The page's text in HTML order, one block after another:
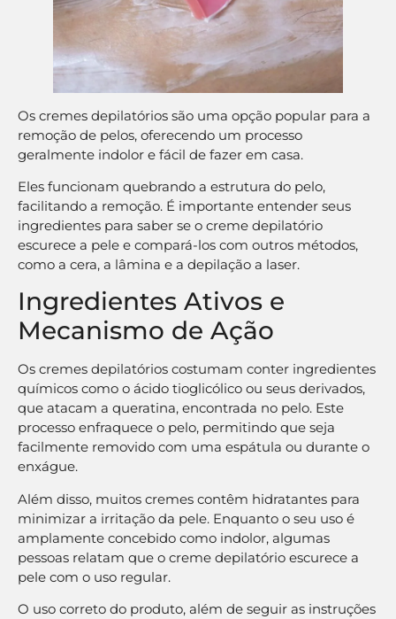
Os cremes depilatórios são uma opção popular para a
remoção de pelos, oferecendo um processo
geralmente indolor e fácil de fazer em casa.
Eles funcionam quebrando a estrutura do pelo,
facilitando a remoção. É importante entender seus
ingredientes para saber se o creme depilatório
escurece a pele e compará-los com outros métodos,
como a cera, a lâmina e a depilação a laser.
Ingredientes Ativos e
Mecanismo de Ação
Os cremes depilatórios costumam conter ingredientes
químicos como o ácido tioglicólico ou seus derivados,
que atacam a queratina, encontrada no pelo. Este
processo enfraquece o pelo, permitindo que seja
facilmente removido com uma espátula ou durante o
enxágue.
Além disso, muitos cremes contêm hidratantes para
minimizar a irritação da pele. Enquanto o seu uso é
amplamente concebido como indolor, algumas
pessoas relatam que o creme depilatório escurece a
pele com o uso regular.
O uso correto do produto, além de seguir as instruções